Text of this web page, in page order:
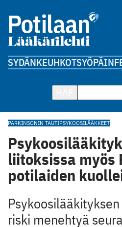
SYDÄNKEUHKOTSYÖPÄ
PARKINSONIN TAUTIPSYKOOSILÄÄKKEET
liitoksissa myös
potilaiden
riski menehtyä